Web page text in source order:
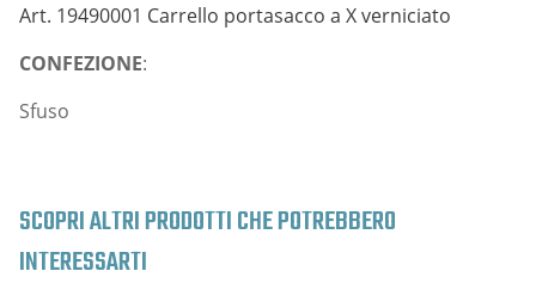
Art. 19490001 Carrello portasacco a X verniciato
CONFEZIONE:
Sfuso
SCOPRI ALTRI PRODOTTI CHE POTREBBERO
INTERESSARTI